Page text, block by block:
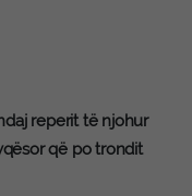
reperit të njohur
që po trondit